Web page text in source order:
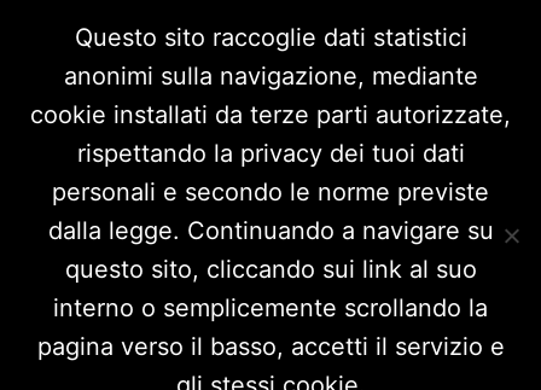
Grazie a Fondazione
Questo sito raccoglie dati statistici
anonimi sulla navigazione, mediante
cookie installati da terze parti autorizzate,
rispettando la privacy dei tuoi dati
personali e secondo le norme previste
dalla legge. Continuando a navigare su
questo sito, cliccando sui link al suo
interno o semplicemente scrollando la
pagina verso il basso, accetti il servizio e